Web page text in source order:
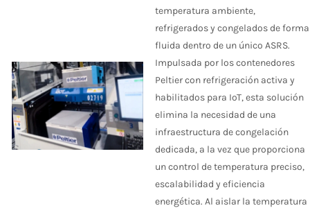
temperatura ambiente,
refrigerados y congelados de forma
fluida dentro de un único ASRS.
Impulsada por los contenedores
Peltier con refrigeración activa y
habilitados para IoT, esta solución
elimina la necesidad de una
infraestructura de congelación
dedicada, a la vez que proporciona
un control de temperatura preciso,
escalabilidad y eficiencia
energética. Al aislar la temperatura